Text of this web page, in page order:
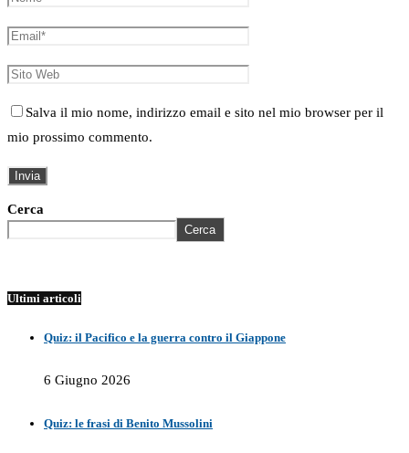
Salva il mio nome, indirizzo email e sito nel mio browser per il
mio prossimo commento.
Cerca
Cerca
Ultimi articoli
Quiz: il Pacifico e la guerra contro il Giappone
6 Giugno 2026
Quiz: le frasi di Benito Mussolini